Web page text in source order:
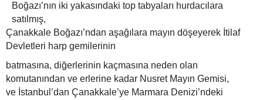
Boğazı’nın iki yakasındaki top tabyaları hurdacılara
satılmış,
Çanakkale Boğazı’ndan aşağılara mayın döşeyerek İtilaf
Devletleri harp gemilerinin
batmasına, diğerlerinin kaçmasına neden olan
komutanından ve erlerine kadar Nusret Mayın Gemisi,
ve İstanbul’dan Çanakkale’ye Marmara Denizi’ndeki